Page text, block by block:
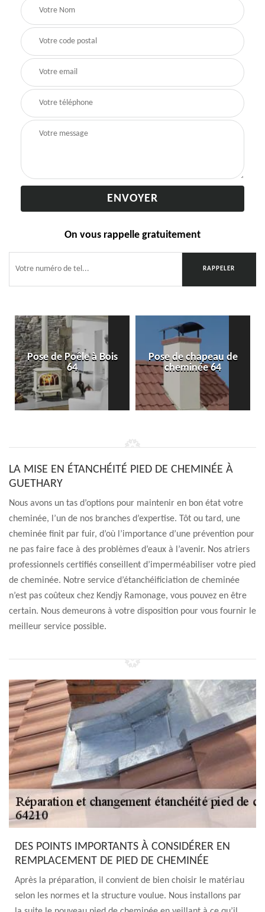
On vous rappelle gratuitement
Pose de Poêle à Bois
64
Pose de chapeau de
cheminée 64
LA MISE EN ÉTANCHÉITÉ PIED DE CHEMINÉE À
GUETHARY
Nous avons un tas d’options pour maintenir en bon état votre
cheminée, l’un de nos branches d’expertise. Tôt ou tard, une
cheminée finit par fuir, d’où l’importance d’une prévention pour
ne pas faire face à des problèmes d’eaux à l’avenir. Nos atriers
professionnels certifiés conseillent d’imperméabiliser votre pied
de cheminée. Notre service d’étanchéificiation de cheminée
n’est pas coûteux chez Kendjy Ramonage, vous pouvez en être
certain. Nous demeurons à votre disposition pour vous fournir le
meilleur service possible.
DES POINTS IMPORTANTS À CONSIDÉRER EN
REMPLACEMENT DE PIED DE CHEMINÉE
Après la préparation, il convient de bien choisir le matériau
selon les normes et la structure voulue. Nous installons par